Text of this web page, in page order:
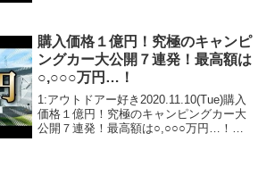
購入価格１億円！究極のキャンピ
ングカー大公開７連発！最高額は
○,○○○万円…！
1:アウトドアー好き2020.11.10(Tue)購入
価格１億円！究極のキャンピングカー大
公開７連発！最高額は○,○○○万円…！っ